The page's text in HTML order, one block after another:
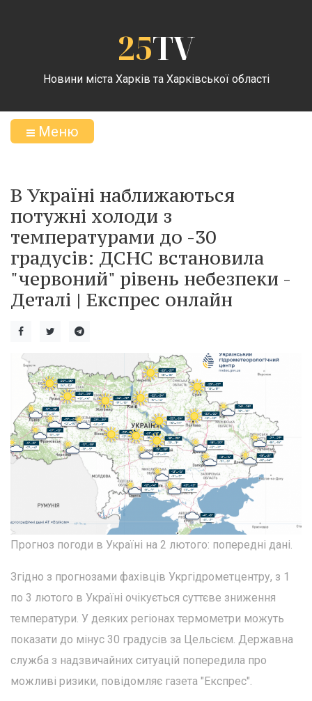
25TV
Новини міста Харків та Харківської області
Меню
В Україні наближаються
потужні холоди з
температурами до -30
градусів: ДСНС встановила
"червоний" рівень небезпеки -
Деталі | Експрес онлайн
Прогноз погоди в Україні на 2 лютого: попередні дані.
Згідно з прогнозами фахівців Укргідрометцентру, з 1
по 3 лютого в Україні очікується суттєве зниження
температури. У деяких регіонах термометри можуть
показати до мінус 30 градусів за Цельсієм. Державна
служба з надзвичайних ситуацій попередила про
можливі ризики, повідомляє газета "Експрес".